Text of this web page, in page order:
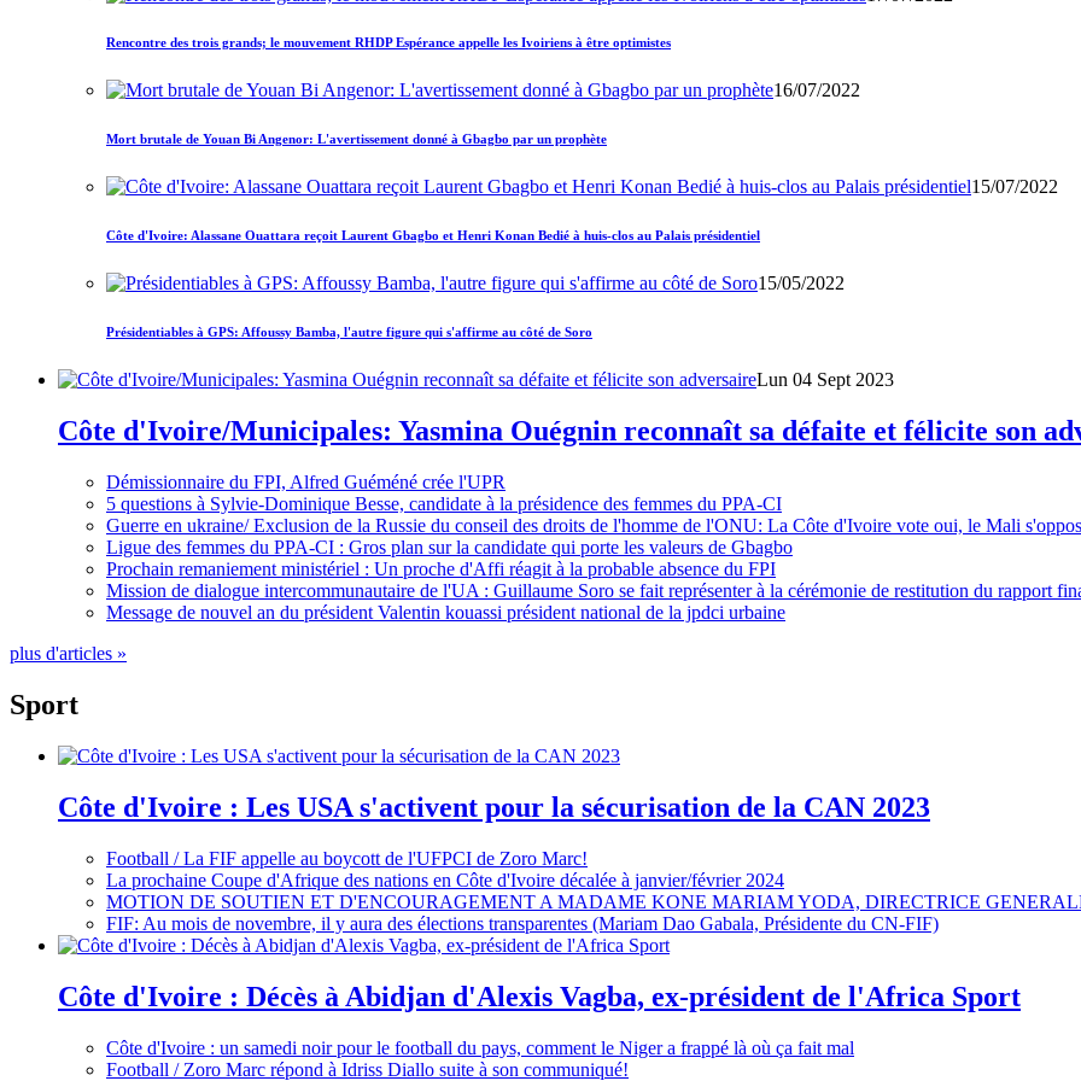
Rencontre des trois grands; le mouvement RHDP Espérance appelle les Ivoiriens à être optimistes
16/07/2022
Mort brutale de Youan Bi Angenor: L'avertissement donné à Gbagbo par un prophète
15/07/2022
Côte d'Ivoire: Alassane Ouattara reçoit Laurent Gbagbo et Henri Konan Bedié à huis-clos au Palais présidentiel
15/05/2022
Présidentiables à GPS: Affoussy Bamba, l'autre figure qui s'affirme au côté de Soro
Lun 04 Sept 2023
Côte d'Ivoire/Municipales: Yasmina Ouégnin reconnaît sa défaite et félicite son
Démissionnaire du FPI, Alfred Guéméné crée l'UPR
5 questions à Sylvie-Dominique Besse, candidate à la présidence des femmes du PPA-CI
Guerre en ukraine/ Exclusion de la Russie du conseil des droits de l'homme de l'ONU: La Côte d'Ivoire vote oui, le Mali
Ligue des femmes du PPA-CI : Gros plan sur la candidate qui porte les valeurs de Gbagbo
Prochain remaniement ministériel : Un proche d'Affi réagit à la probable absence du FPI
Mission de dialogue intercommunautaire de l'UA : Guillaume Soro se fait représenter à la cérémonie de restitution du rapport
Message de nouvel an du président Valentin kouassi président national de la jpdci urbaine
plus d'articles »
Sport
Côte d'Ivoire : Les USA s'activent pour la sécurisation de la CAN 2023
Football / La FIF appelle au boycott de l'UFPCI de Zoro Marc!
La prochaine Coupe d'Afrique des nations en Côte d'Ivoire décalée à janvier/février 2024
MOTION DE SOUTIEN ET D'ENCOURAGEMENT A MADAME KONE MARIAM YODA, DIRECTRICE
FIF: Au mois de novembre, il y aura des élections transparentes (Mariam Dao Gabala, Présidente du CN-FIF)
Côte d'Ivoire : Décès à Abidjan d'Alexis Vagba, ex-président de l'Africa Sport
Côte d'Ivoire : un samedi noir pour le football du pays, comment le Niger a frappé là où ça fait mal
Football / Zoro Marc répond à Idriss Diallo suite à son communiqué!